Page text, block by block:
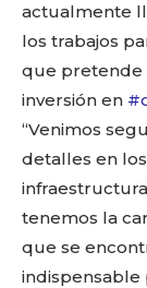
actualmente
los trabajos
que pretende
inversión en
“Venimos
detalles en
tenemos la
que se
indispensable